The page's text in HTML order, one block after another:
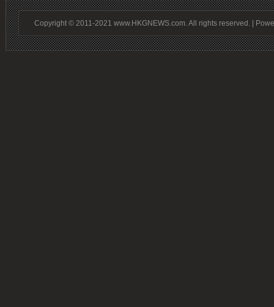
Copyright © 2011-2021 www.HKGNEWS.com. All rights reserved. |